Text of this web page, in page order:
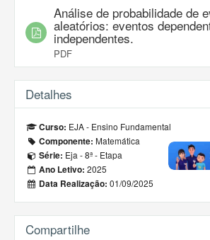
Análise de probabilidade de
aleatórios: eventos
independentes.
PDF
Detalhes
Curso: EJA - Ensino Fundamental
Componente: Matemática
Série: Eja - 8ª - Etapa
Ano Letivo: 2025
Data Realização: 01/09/2025
Compartilhe